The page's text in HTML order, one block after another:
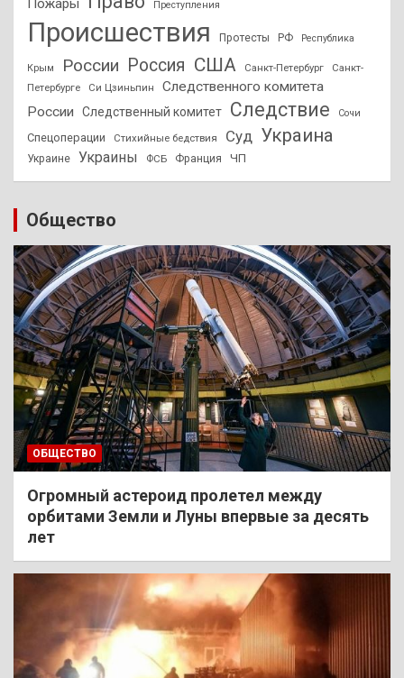
Пожары Преступления
Происшествия Протесты РФ Республика
Крым России Россия США Санкт-Петербург
Санкт-
Петербурге
Си Цзиньпин
Следственного комитета
России
Следственный комитет Следствие Сочи
Спецоперации Стихийные бедствия Суд Украина
Украине Украины ФСБ Франция ЧП
Общество
ОБЩЕСТВО
Огромный астероид пролетел между
орбитами Земли и Луны впервые за десять
лет